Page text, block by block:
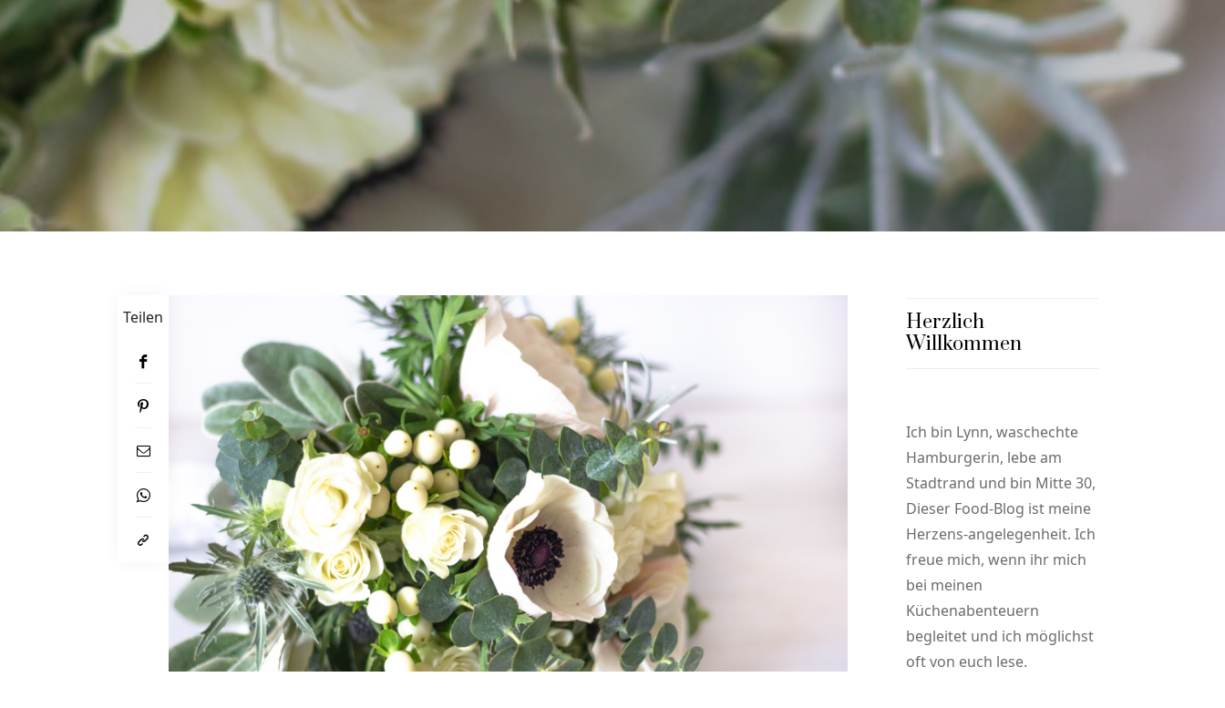
Teilen
Herzlich
Willkommen
Ich bin Lynn, waschechte
Hamburgerin, lebe am
Stadtrand und bin Mitte 30,
Dieser Food-Blog ist meine
Herzens-angelegenheit. Ich
freue mich, wenn ihr mich
bei meinen
Küchenabenteuern
begleitet und ich möglichst
oft von euch lese.